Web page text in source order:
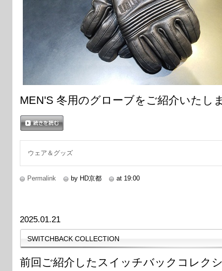
MEN'S 冬用のグローブをご紹介いたし
ウェア＆グッズ
Permalink by HD京都 at 19:00
2025.01.21
SWITCHBACK COLLECTION
前回ご紹介したスイッチバックコレク